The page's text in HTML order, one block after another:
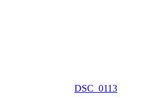
DSC_0113